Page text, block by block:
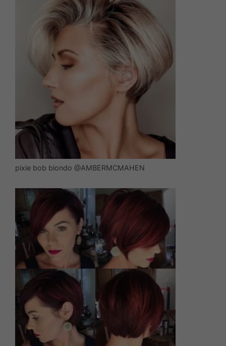
pixie bob biondo @AMBERMCMAHEN